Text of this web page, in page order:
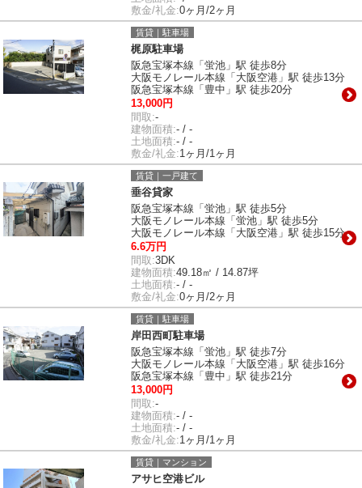
敷金/礼金:0ヶ月/2ヶ月
賃貸｜駐車場
梶原駐車場
阪急宝塚本線「蛍池」駅 徒歩8分
大阪モノレール本線「大阪空港」駅 徒歩13分
阪急宝塚本線「豊中」駅 徒歩20分
13,000円
間取:-
建物面積:- / -
土地面積:- / -
敷金/礼金:1ヶ月/1ヶ月
賃貸｜一戸建て
垂谷貸家
阪急宝塚本線「蛍池」駅 徒歩5分
大阪モノレール本線「蛍池」駅 徒歩5分
大阪モノレール本線「大阪空港」駅 徒歩15分
6.6万円
間取:3DK
建物面積:49.18㎡ / 14.87坪
土地面積:- / -
敷金/礼金:0ヶ月/2ヶ月
賃貸｜駐車場
岸田西町駐車場
阪急宝塚本線「蛍池」駅 徒歩7分
大阪モノレール本線「大阪空港」駅 徒歩16分
阪急宝塚本線「豊中」駅 徒歩21分
13,000円
間取:-
建物面積:- / -
土地面積:- / -
敷金/礼金:1ヶ月/1ヶ月
賃貸｜マンション
アサヒ空港ビル